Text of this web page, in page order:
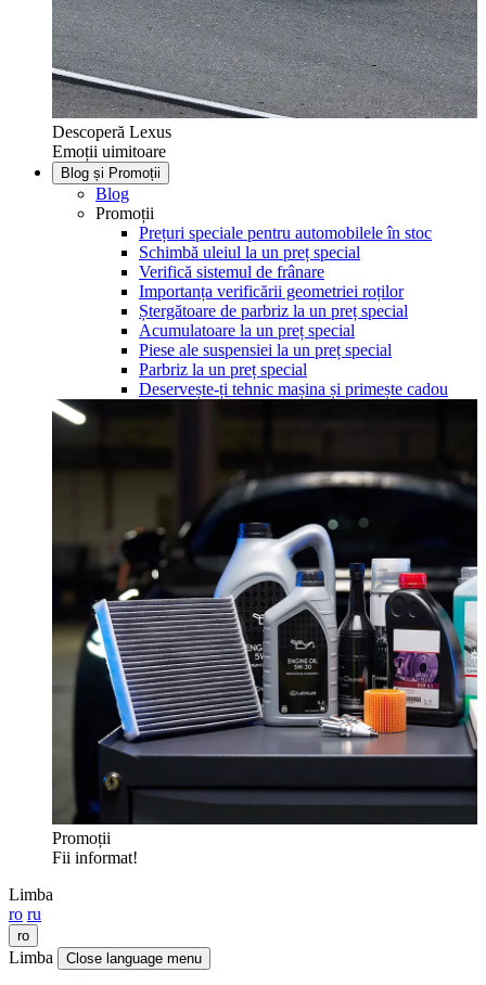
Descoperă Lexus
Emoții uimitoare
Blog și Promoții
Blog
Promoții
Prețuri speciale pentru automobilele în stoc
Schimbă uleiul la un preț special
Verifică sistemul de frânare
Importanța verificării geometriei roților
Ștergătoare de parbriz la un preț special
Acumulatoare la un preț special
Piese ale suspensiei la un preț special
Parbriz la un preț special
Deservește-ți tehnic mașina și primește cadou
Promoții
Fii informat!
Limba
ro ru
ro
Limba Close language menu